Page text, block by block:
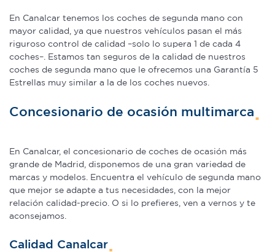
En Canalcar tenemos los coches de segunda mano con
mayor calidad, ya que nuestros vehículos pasan el más
riguroso control de calidad –solo lo supera 1 de cada 4
coches–. Estamos tan seguros de la calidad de nuestros
coches de segunda mano que le ofrecemos una Garantía 5
Estrellas muy similar a la de los coches nuevos.
Concesionario de ocasión multimarca
En Canalcar, el concesionario de coches de ocasión más
grande de Madrid, disponemos de una gran variedad de
marcas y modelos. Encuentra el vehículo de segunda mano
que mejor se adapte a tus necesidades, con la mejor
relación calidad-precio. O si lo prefieres, ven a vernos y te
aconsejamos.
Calidad Canalcar